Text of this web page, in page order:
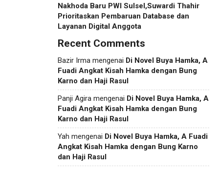
Nakhoda Baru PWI Sulsel,Suwardi Thahir
Prioritaskan Pembaruan Database dan
Layanan Digital Anggota
Recent Comments
Bazir Irma mengenai Di Novel Buya Hamka, A
Fuadi Angkat Kisah Hamka dengan Bung
Karno dan Haji Rasul
Panji Agira mengenai Di Novel Buya Hamka, A
Fuadi Angkat Kisah Hamka dengan Bung
Karno dan Haji Rasul
Yah mengenai Di Novel Buya Hamka, A Fuadi
Angkat Kisah Hamka dengan Bung Karno
dan Haji Rasul